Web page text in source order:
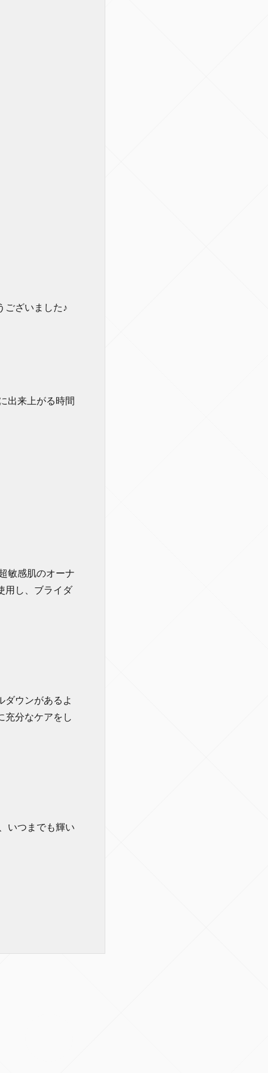
ございました♪
出来上がる時間
敏感肌のオーナ
用し、ブライダ
ウンがあるよ
充分なケアをし
いつまでも輝い